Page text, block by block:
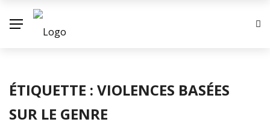
ÉTIQUETTE : VIOLENCES BASÉES
SUR LE GENRE